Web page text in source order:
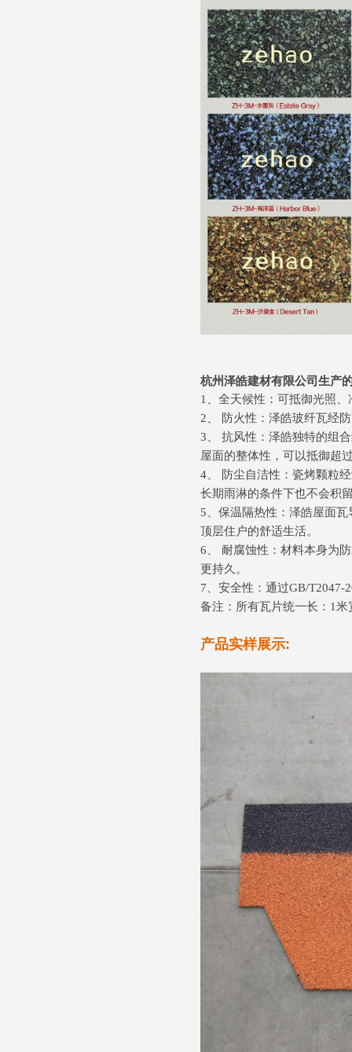
杭州泽皓建材有限公司生产
1、全天候性：可抵御光照
2、 防火性：泽皓玻纤瓦经
3、 抗风性：泽皓独特的组
屋面的整体性，可以抵御超
4、 防尘自洁性：瓷烤颗粒
长期雨淋的条件下也不会积
5、保温隔热性：泽皓屋面
顶层住户的舒适生活。
6、 耐腐蚀性：材料本身为
更持久。
7、安全性：通过GB/T2047-
备注：所有瓦片统一长：1米
产品实样展示: